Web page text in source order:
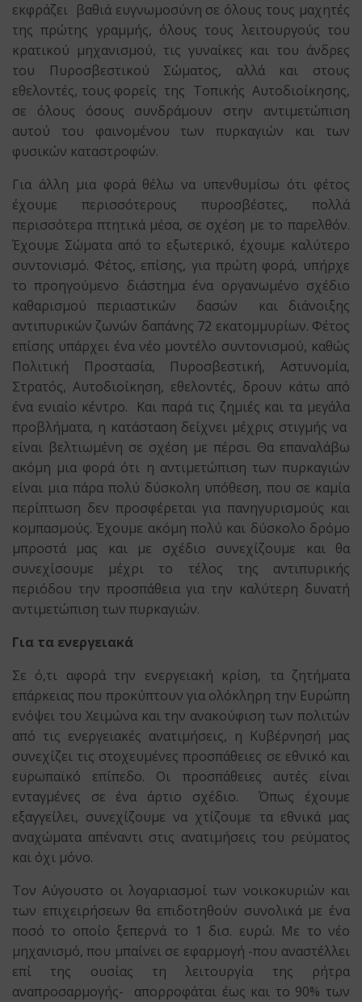
εκφράζει βαθιά ευγνωμοσύνη σε όλους τους μαχητές
της πρώτης γραμμής, όλους τους λειτουργούς του
κρατικού μηχανισμού, τις γυναίκες και του άνδρες
του Πυροσβεστικού Σώματος, αλλά και στους
εθελοντές, τους φορείς της Τοπικής Αυτοδιοίκησης,
σε όλους όσους συνδράμουν στην αντιμετώπιση
αυτού του φαινομένου των πυρκαγιών και των
φυσικών καταστροφών.
Για άλλη μια φορά θέλω να υπενθυμίσω ότι φέτος
έχουμε περισσότερους πυροσβέστες, πολλά
περισσότερα πτητικά μέσα, σε σχέση με το παρελθόν.
Έχουμε Σώματα από το εξωτερικό, έχουμε καλύτερο
συντονισμό. Φέτος, επίσης, για πρώτη φορά, υπήρχε
το προηγούμενο διάστημα ένα οργανωμένο σχέδιο
καθαρισμού περιαστικών δασών και διάνοιξης
αντιπυρικών ζωνών δαπάνης 72 εκατομμυρίων. Φέτος
επίσης υπάρχει ένα νέο μοντέλο συντονισμού, καθώς
Πολιτική Προστασία, Πυροσβεστική, Αστυνομία,
Στρατός, Αυτοδιοίκηση, εθελοντές, δρουν κάτω από
ένα ενιαίο κέντρο. Και παρά τις ζημιές και τα μεγάλα
προβλήματα, η κατάσταση δείχνει μέχρις στιγμής να
είναι βελτιωμένη σε σχέση με πέρσι. Θα επαναλάβω
ακόμη μια φορά ότι η αντιμετώπιση των πυρκαγιών
είναι μια πάρα πολύ δύσκολη υπόθεση, που σε καμία
περίπτωση δεν προσφέρεται για πανηγυρισμούς και
κομπασμούς. Έχουμε ακόμη πολύ και δύσκολο δρόμο
μπροστά μας και με σχέδιο συνεχίζουμε και θα
συνεχίσουμε μέχρι το τέλος της αντιπυρικής
περιόδου την προσπάθεια για την καλύτερη δυνατή
αντιμετώπιση των πυρκαγιών.
Για τα ενεργειακά
Σε ό,τι αφορά την ενεργειακή κρίση, τα ζητήματα
επάρκειας που προκύπτουν για ολόκληρη την Ευρώπη
ενόψει του Χειμώνα και την ανακούφιση των πολιτών
από τις ενεργειακές ανατιμήσεις, η Κυβέρνησή μας
συνεχίζει τις στοχευμένες προσπάθειες σε εθνικό και
ευρωπαϊκό επίπεδο. Οι προσπάθειες αυτές είναι
ενταγμένες σε ένα άρτιο σχέδιο. Όπως έχουμε
εξαγγείλει, συνεχίζουμε να χτίζουμε τα εθνικά μας
αναχώματα απέναντι στις ανατιμήσεις του ρεύματος
και όχι μόνο.
Τον Αύγουστο οι λογαριασμοί των νοικοκυριών και
των επιχειρήσεων θα επιδοτηθούν συνολικά με ένα
ποσό το οποίο ξεπερνά το 1 δισ. ευρώ. Με το νέο
μηχανισμό, που μπαίνει σε εφαρμογή -που αναστέλλει
επί της ουσίας τη λειτουργία της ρήτρα
αναπροσαρμογής- απορροφάται έως και το 90% των